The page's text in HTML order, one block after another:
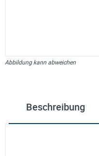
Abbildung kann abweichen
Beschreibung